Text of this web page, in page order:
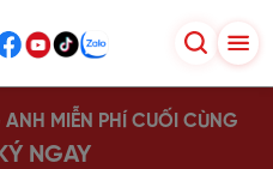
MIỄN PHÍ CUỐI CÙNG
NGAY